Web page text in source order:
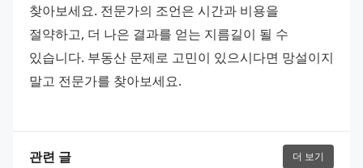
찾아보세요. 전문가의 조언은 시간과 비용을
절약하고, 더 나은 결과를 얻는 지름길이 될 수
있습니다. 부동산 문제로 고민이 있으시다면 망설이지
말고 전문가를 찾아보세요.
관련 글 더 보기